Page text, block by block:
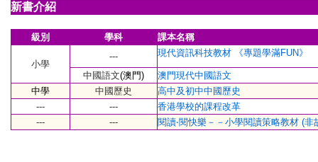
新書介紹
級別 學科 課本名稱
小學
--- 現代資訊科技教材 《專題學滿FUN》
中國語文(澳門) 澳 門現代中國語文
中學
中國歷史
高中及初中中國歷史
---
---
香港學校的課程改革
---
--- 閱讀‧閱快樂－－小學閱讀策略教材 (非